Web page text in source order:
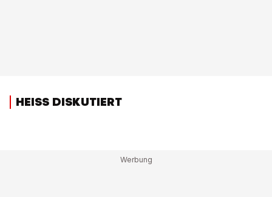
HEISS DISKUTIERT